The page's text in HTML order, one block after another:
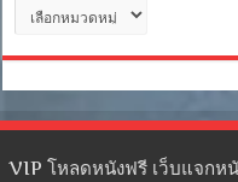
หมู่
VIP โหลดหนังฟรี เว็บแจกห